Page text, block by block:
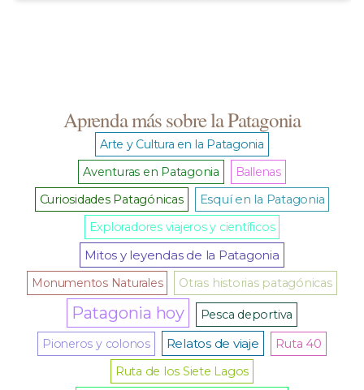
Aprenda más sobre la Patagonia
Arte y Cultura en la Patagonia
Aventuras en Patagonia
Ballenas
Curiosidades Patagónicas
Esquí en la Patagonia
Exploradores viajeros y científicos
Mitos y leyendas de la Patagonia
Monumentos Naturales Otras historias patagónicas
Patagonia hoy
Pesca deportiva
Pioneros y colonos
Relatos de viaje
Ruta 40
Ruta de los Siete Lagos